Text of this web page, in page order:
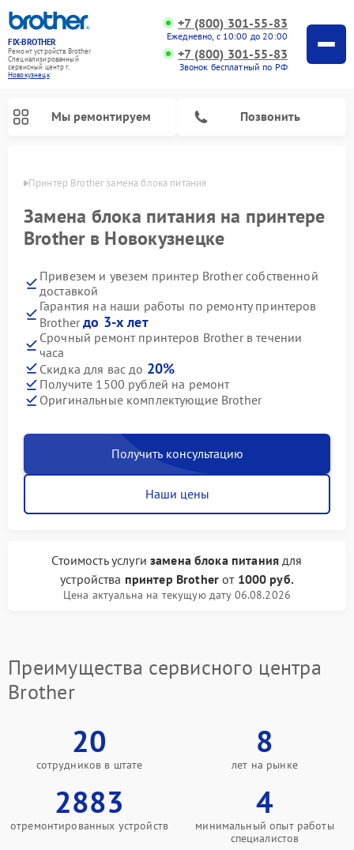
FIX-BROTHER
Ремонт устройств Brother
Специализированный
cервисный центр г.
Новокузнецк
+7 (800) 301-55-83
Ежедневно, с 10:00 до 20:00
+7 (800) 301-55-83
Звонок бесплатный по РФ
Мы ремонтируем Позвонить
Принтер Brother замена блока питания
Замена блока питания на принтере
Brother в Новокузнецке
Привезем и увезем принтер Brother собственной
доставкой
Гарантия на наши работы по ремонту принтеров
Brotherдо 3-х лет
Срочный ремонт принтеров Brother в течении
часа
Скидка для вас до 20%
Получите 1500 рублей на ремонт
Оригинальные комплектующие Brother
Получить консультацию
Наши цены
Стоимость услуги замена блока питаниядля
устройства принтер Brotherот 1000 руб.
Цена актуальна на текущую дату 06.08.2026
Преимущества сервисного центра
Brother
20
сотрудников в штате
8
лет на рынке
2883
отремонтированных устройств
4
минимальный опыт работы
специалистов